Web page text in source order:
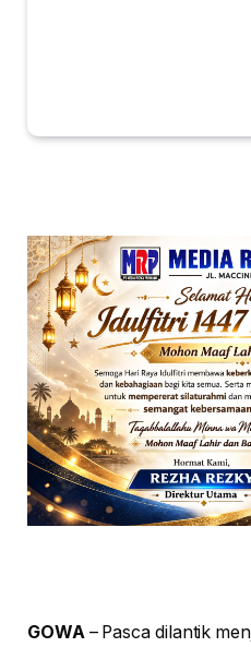
GOWA– Pasca dilantik